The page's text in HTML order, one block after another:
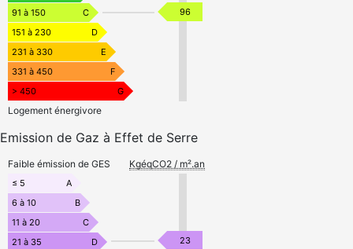
91 à 150
C
151 à 230
D
231 à 330
E
331 à 450
F
> 450
G
96
Logement énergivore
Emission de Gaz à Effet de Serre
Faible émission de GES KgéqCO2 / m².an
≤ 5
A
6 à 10
B
11 à 20
C
21 à 35
D
23